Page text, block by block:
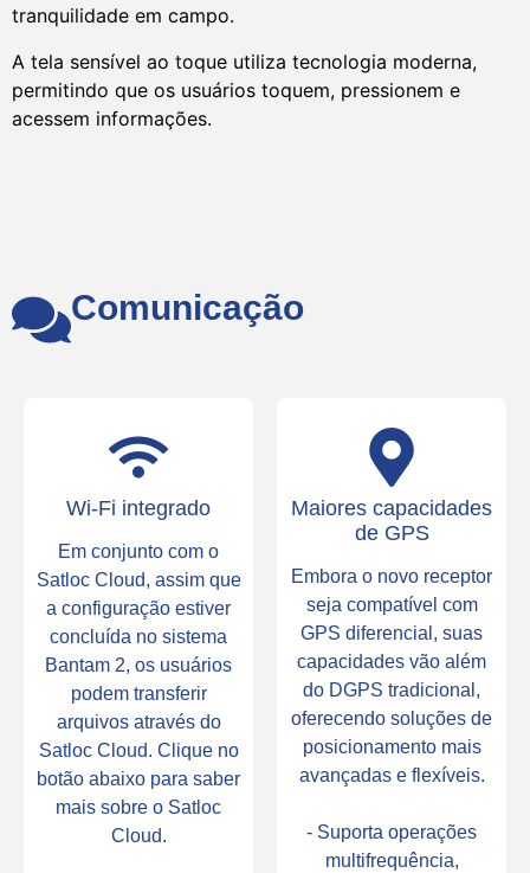
tranquilidade em campo.
A tela sensível ao toque utiliza tecnologia moderna,
permitindo que os usuários toquem, pressionem e
acessem informações.
Comunicação
Wi-Fi integrado
Em conjunto com o
Satloc Cloud, assim que
a configuração estiver
concluída no sistema
Bantam 2, os usuários
podem transferir
arquivos através do
Satloc Cloud. Clique no
botão abaixo para saber
mais sobre o Satloc
Cloud.
Maiores capacidades
de GPS
Embora o novo receptor
seja compatível com
GPS diferencial, suas
capacidades vão além
do DGPS tradicional,
oferecendo soluções de
posicionamento mais
avançadas e flexíveis.
- Suporta operações
multifrequência,